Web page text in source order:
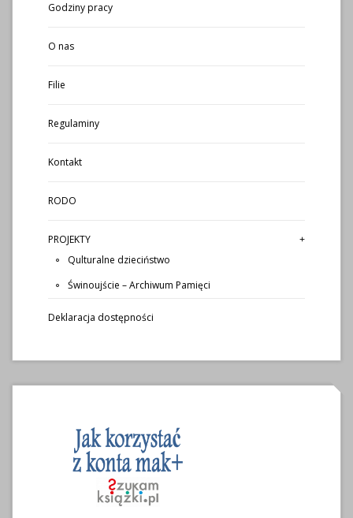
Godziny pracy
O nas
Filie
Regulaminy
Kontakt
RODO
PROJEKTY
Qulturalne dzieciństwo
Świnoujście – Archiwum Pamięci
Deklaracja dostępności